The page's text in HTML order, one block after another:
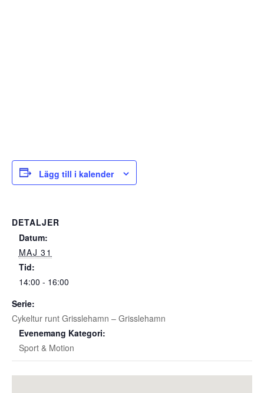
Lägg till i kalender
DETALJER
Datum:
MAJ 31
Tid:
14:00 - 16:00
Serie:
Cykeltur runt Grisslehamn – Grisslehamn
Evenemang Kategori:
Sport & Motion